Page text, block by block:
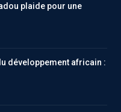
plaide pour une
développement africain :